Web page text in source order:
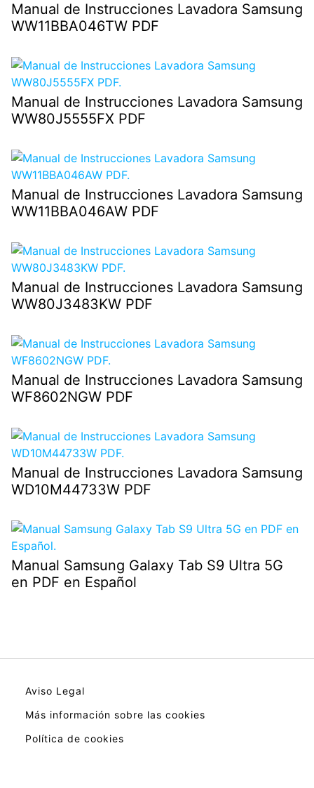
Manual de Instrucciones Lavadora Samsung
WW11BBA046TW PDF
Manual de Instrucciones Lavadora Samsung
WW80J5555FX PDF
Manual de Instrucciones Lavadora Samsung
WW11BBA046AW PDF
Manual de Instrucciones Lavadora Samsung
WW80J3483KW PDF
Manual de Instrucciones Lavadora Samsung
WF8602NGW PDF
Manual de Instrucciones Lavadora Samsung
WD10M44733W PDF
Manual Samsung Galaxy Tab S9 Ultra 5G
en PDF en Español
Aviso Legal
Más información sobre las cookies
Política de cookies